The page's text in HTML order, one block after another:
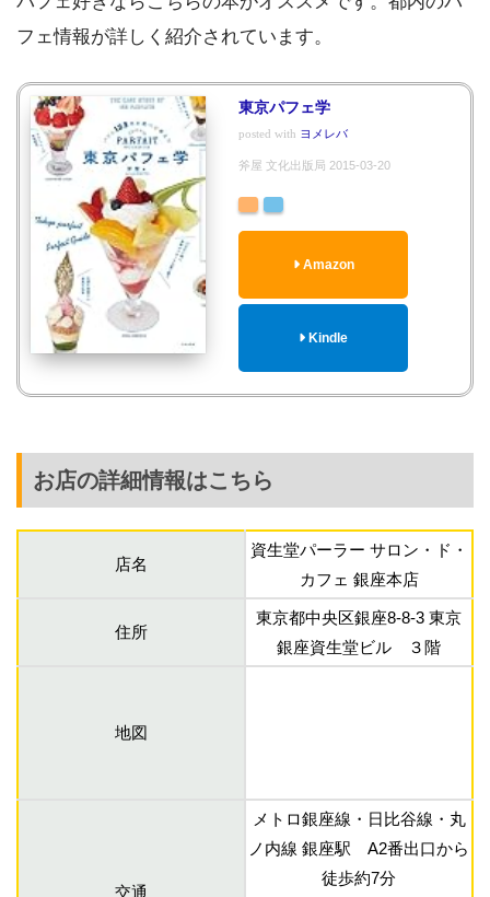
フェ情報が詳しく紹介されています。
東京パフェ学
posted with ヨメレバ
斧屋 文化出版局 2015-03-20
Amazon
Kindle
お店の詳細情報はこちら
店名
資生堂パーラー サロン・ド・
カフェ 銀座本店
住所
東京都中央区銀座8-8-3 東京
銀座資生堂ビル ３階
地図
交通
メトロ銀座線・日比谷線・丸
ノ内線 銀座駅 A2番出口から
徒歩約7分